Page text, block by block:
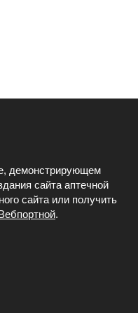
демонстрирующем
сайта аптечной
сайта или получить
.